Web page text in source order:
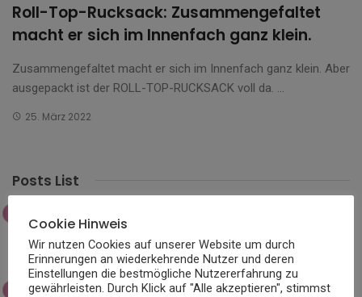
Roll-Top-Rucksack: Zusammengefaltet
macht er sich im Innenfach ganz klein.
Zusammengefaltet macht er sich im Innenfach ganz klein. Aber
ausgepackt ist der ROLL-TOP-RUCKSACK voll da. ...
25. März 2022
Posts List
Die Wissenschaft hinter atmungsaktiven
Skistoffen
Cookie Hinweis
Wir nutzen Cookies auf unserer Website um durch
Erinnerungen an wiederkehrende Nutzer und deren
Einstellungen die bestmögliche Nutzererfahrung zu
gewährleisten. Durch Klick auf "Alle akzeptieren", stimmst